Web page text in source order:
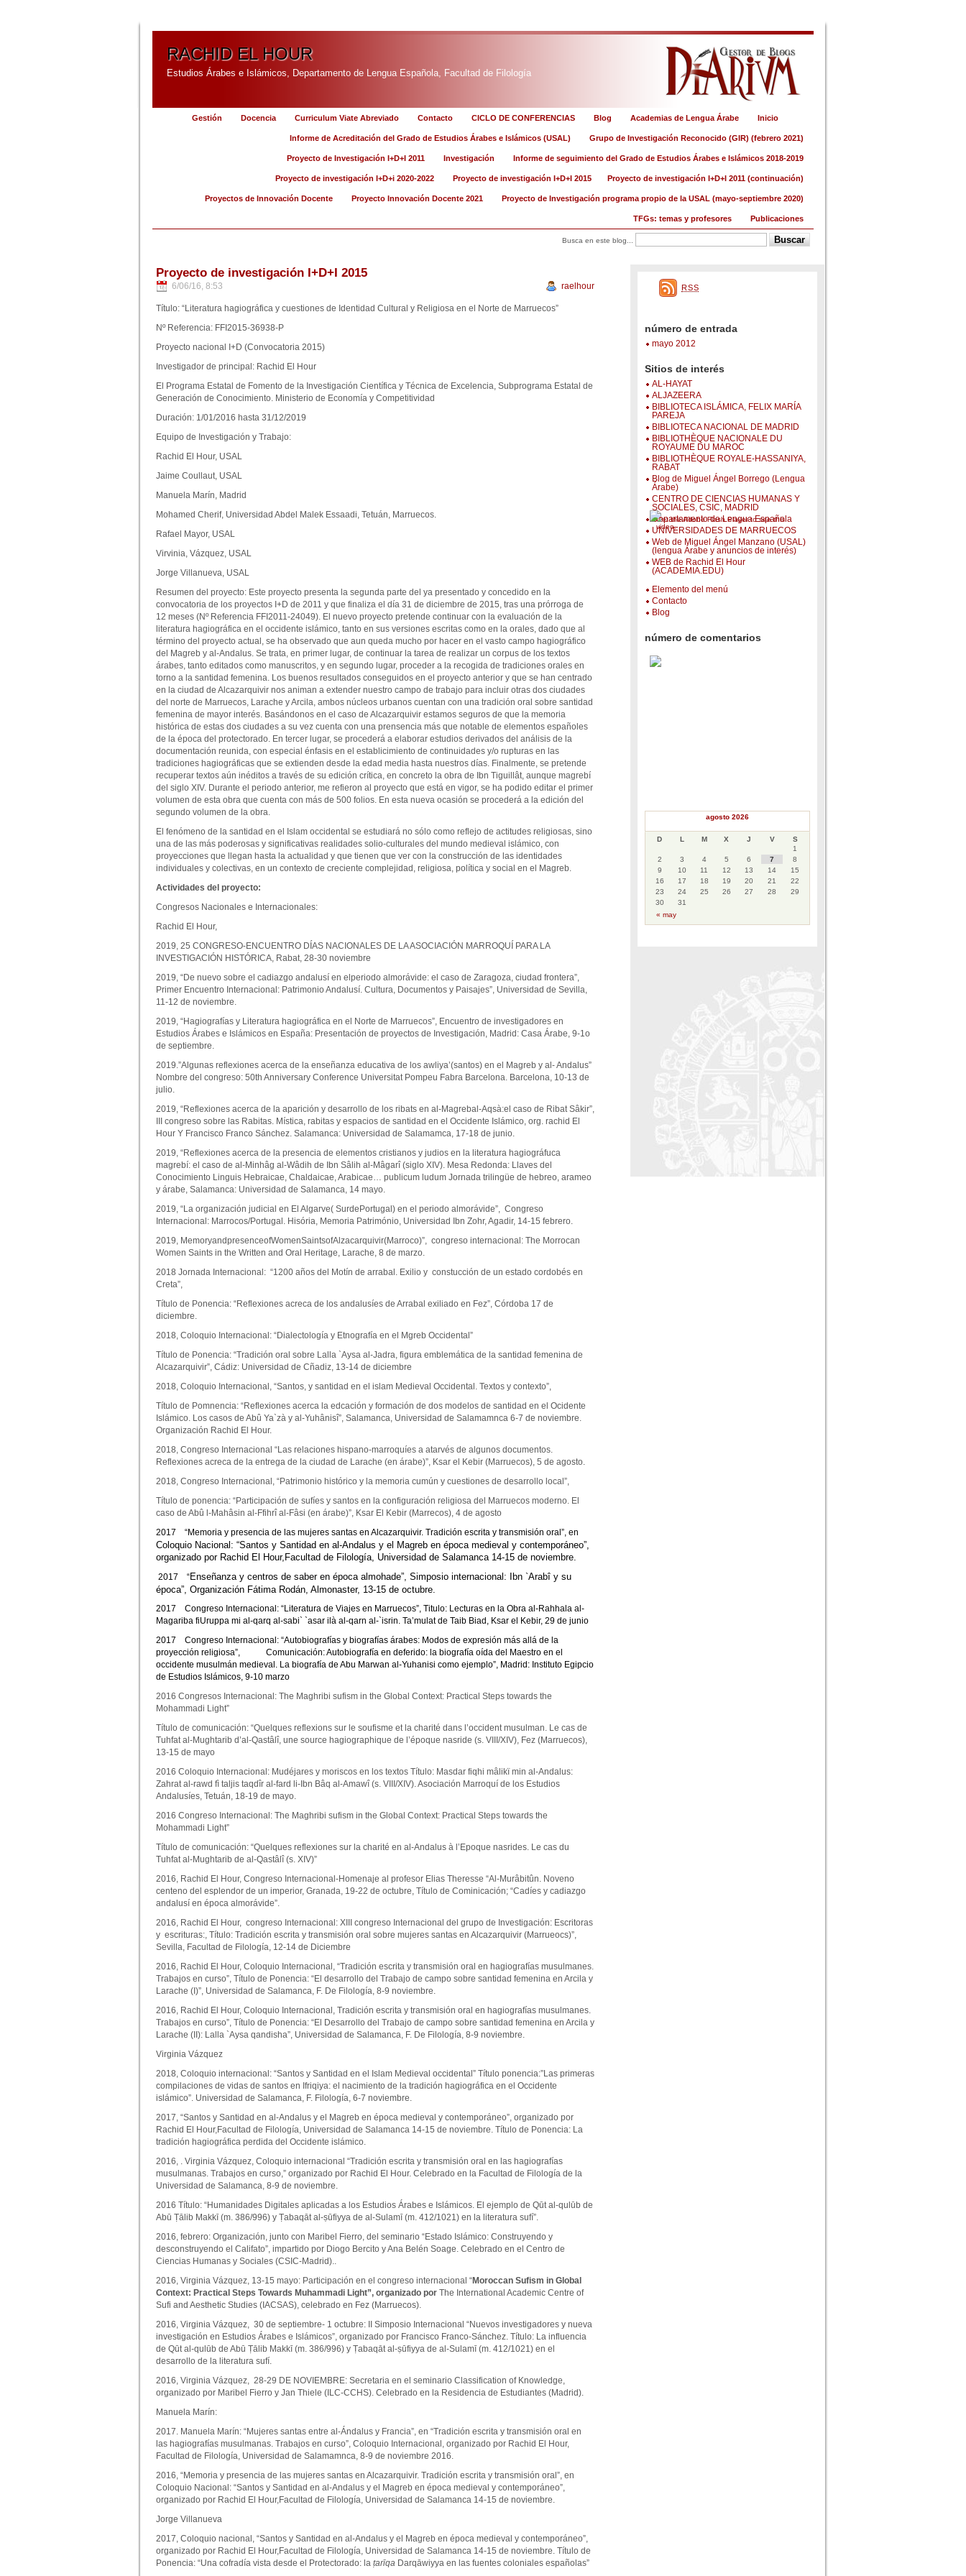
RACHID EL HOUR
Estudios Árabes e Islámicos, Departamento de Lengua Española, Facultad de Filología
Inicio
Academias de Lengua Árabe
Blog
CICLO DE CONFERENCIAS
Contacto
Curriculum Viate Abreviado
Docencia
Gestión
Grupo de Investigación Reconocido (GIR) (febrero 2021)
Informe de Acreditación del Grado de Estudios Árabes e Islámicos (USAL)
Informe de seguimiento del Grado de Estudios Árabes e Islámicos 2018-2019
Investigación
Proyecto de Investigación I+D+I 2011
Proyecto de investigación I+D+I 2011 (continuación)
Proyecto de investigación I+D+I 2015
Proyecto de investigación I+D+i 2020-2022
Proyecto de Investigación programa propio de la USAL (mayo-septiembre 2020)
Proyecto Innovación Docente 2021
Proyectos de Innovación Docente
Publicaciones
TFGs: temas y profesores
Busca en este blog...
RSS
número de entrada
mayo 2012
Sitios de interés
AL-HAYAT
ALJAZEERA
BIBLIOTECA ISLÁMICA, FELIX MARÍA
PAREJA
BIBLIOTECA NACIONAL DE MADRID
BIBLIOTHÈQUE NACIONALE DU
ROYAUME DU MAROC
BIBLIOTHÈQUE ROYALE-HASSANIYA,
RABAT
Blog de Miguel Ángel Borrego (Lengua
Árabe)
CENTRO DE CIENCIAS HUMANAS Y
SOCIALES, CSIC, MADRID
Departamento de Lengua Española
UNIVERSIDADES DE MARRUECOS
Web de Miguel Ángel Manzano (USAL)
(lengua Árabe y anuncios de interés)
WEB de Rachid El Hour
(ACADEMIA.EDU)
Elemento del menú
Contacto
Blog
número de comentarios
Get the Adobe Flash Player to see this
video.
agosto 2026
D L M X J V S
« may
1
2
3 4 5 6 7
8
9
10 11 12 13 14
15
16
17 18 19 20 21
22
23
24 25 26 27 28
29
30
31
Proyecto de investigación I+D+I 2015
6/06/16, 8:53 raelhour
Título: “Literatura hagiográfica y cuestiones de Identidad Cultural y Religiosa en el Norte de Marruecos”
Nº Referencia: FFI2015-36938-P
Proyecto nacional I+D (Convocatoria 2015)
Investigador de principal: Rachid El Hour
El Programa Estatal de Fomento de la Investigación Científica y Técnica de Excelencia, Subprograma Estatal de
Generación de Conocimiento. Ministerio de Economía y Competitividad
Duración: 1/01/2016 hasta 31/12/2019
Equipo de Investigación y Trabajo:
Rachid El Hour, USAL
Jaime Coullaut, USAL
Manuela Marín, Madrid
Mohamed Cherif, Universidad Abdel Malek Essaadi, Tetuán, Marruecos.
Rafael Mayor, USAL
Virvinia, Vázquez, USAL
Jorge Villanueva, USAL
Resumen del proyecto: Este proyecto presenta la segunda parte del ya presentado y concedido en la
convocatoria de los proyectos I+D de 2011 y que finaliza el día 31 de diciembre de 2015, tras una prórroga de
12 meses (Nº Referencia FFI2011-24049). El nuevo proyecto pretende continuar con la evaluación de la
literatura hagiográfica en el occidente islámico, tanto en sus versiones escritas como en la orales, dado que al
término del proyecto actual, se ha observado que aun queda mucho por hacer en el vasto campo hagiográfico
del Magreb y al-Andalus. Se trata, en primer lugar, de continuar la tarea de realizar un corpus de los textos
árabes, tanto editados como manuscritos, y en segundo lugar, proceder a la recogida de tradiciones orales en
torno a la santidad femenina. Los buenos resultados conseguidos en el proyecto anterior y que se han centrado
en la ciudad de Alcazarquivir nos animan a extender nuestro campo de trabajo para incluir otras dos ciudades
del norte de Marruecos, Larache y Arcila, ambos núcleos urbanos cuentan con una tradición oral sobre santidad
femenina de mayor interés. Basándonos en el caso de Alcazarquivir estamos seguros de que la memoria
histórica de estas dos ciudades a su vez cuenta con una prensencia más que notable de elementos españoles
de la época del protectorado. En tercer lugar, se procederá a elaborar estudios derivados del análisis de la
documentación reunida, con especial énfasis en el establicimiento de continuidades y/o rupturas en las
tradiciones hagiográficas que se extienden desde la edad media hasta nuestros días. Finalmente, se pretende
recuperar textos aún inéditos a través de su edición crítica, en concreto la obra de Ibn Tiguillât, aunque magrebí
del siglo XIV. Durante el periodo anterior, me refieron al proyecto que está en vigor, se ha podido editar el primer
volumen de esta obra que cuenta con más de 500 folios. En esta nueva ocasión se procederá a la edición del
segundo volumen de la obra.
El fenómeno de la santidad en el Islam occidental se estudiará no sólo como reflejo de actitudes religiosas, sino
una de las más poderosas y significativas realidades solio-culturales del mundo medieval islámico, con
proyecciones que llegan hasta la actualidad y que tienen que ver con la construcción de las identidades
individuales y colectivas, en un contexto de creciente complejidad, religiosa, política y social en el Magreb.
Actividades del proyecto:
Congresos Nacionales e Internacionales:
Rachid El Hour,
2019, 25 CONGRESO-ENCUENTRO DÍAS NACIONALES DE LA ASOCIACIÓN MARROQUÍ PARA LA
INVESTIGACIÓN HISTÓRICA, Rabat, 28-30 noviembre
2019, “De nuevo sobre el cadiazgo andalusí en elperiodo almorávide: el caso de Zaragoza, ciudad frontera”,
Primer Encuentro Internacional: Patrimonio Andalusí. Cultura, Documentos y Paisajes”, Universidad de Sevilla,
11-12 de noviembre.
2019, “Hagiografías y Literatura hagiográfica en el Norte de Marruecos”, Encuentro de investigadores en
Estudios Árabes e Islámicos en España: Presentación de proyectos de Investigación, Madrid: Casa Árabe, 9-1o
de septiembre.
2019.”Algunas reflexiones acerca de la enseñanza educativa de los awliya’(santos) en el Magreb y al- Andalus”
Nombre del congreso: 50th Anniversary Conference Universitat Pompeu Fabra Barcelona. Barcelona, 10-13 de
julio.
2019, “Reflexiones acerca de la aparición y desarrollo de los ribats en al-Magrebal-Aqsà:el caso de Ribat Sâkir”,
III congreso sobre las Rabitas. Mística, rabitas y espacios de santidad en el Occidente Islámico, org. rachid El
Hour Y Francisco Franco Sánchez. Salamanca: Universidad de Salamamca, 17-18 de junio.
2019, “Reflexiones acerca de la presencia de elementos cristianos y judios en la literatura hagiográfuca
magrebí: el caso de al-Minhâg al-Wâdih de Ibn Sâlih al-Mâgarî (siglo XIV). Mesa Redonda: Llaves del
Conocimiento Linguis Hebraicae, Chaldaicae, Arabicae… publicum ludum Jornada trilingüe de hebreo, arameo
y árabe, Salamanca: Universidad de Salamanca, 14 mayo.
2019, “La organización judicial en El Algarve( SurdePortugal) en el periodo almorávide”, Congreso
Internacional: Marrocos/Portugal. Hisória, Memoria Património, Universidad Ibn Zohr, Agadir, 14-15 febrero.
2019, MemoryandpresenceofWomenSaintsofAlzacarquivir(Marroco)”, congreso internacional: The Morrocan
Women Saints in the Written and Oral Heritage, Larache, 8 de marzo.
2018 Jornada Internacional: “1200 años del Motín de arrabal. Exilio y constucción de un estado cordobés en
Creta”,
Título de Ponencia: “Reflexiones acreca de los andalusíes de Arrabal exiliado en Fez”, Córdoba 17 de
diciembre.
2018, Coloquio Internacional: “Dialectología y Etnografía en el Mgreb Occidental”
Título de Ponencia: “Tradición oral sobre Lalla `Aysa al-Jadra, figura emblemática de la santidad femenina de
Alcazarquivir”, Cádiz: Universidad de Cñadiz, 13-14 de diciembre
2018, Coloquio Internacional, “Santos, y santidad en el islam Medieval Occidental. Textos y contexto”,
Título de Pomnencia: “Reflexiones acerca la edcación y formación de dos modelos de santidad en el Ocidente
Islámico. Los casos de Abû Ya`zà y al-Yuhânisî”, Salamanca, Universidad de Salamamnca 6-7 de noviembre.
Organización Rachid El Hour.
2018, Congreso Internacional “Las relaciones hispano-marroquíes a atarvés de algunos documentos.
Reflexiones acreca de la entrega de la ciudad de Larache (en árabe)”, Ksar el Kebir (Marruecos), 5 de agosto.
2018, Congreso Internacional, “Patrimonio histórico y la memoria cumún y cuestiones de desarrollo local”,
Título de ponencia: “Participación de sufíes y santos en la configuración religiosa del Marruecos moderno. El
caso de Abû l-Mahâsin al-Ffihrî al-Fâsi (en árabe)”, Ksar El Kebir (Marrecos), 4 de agosto
2017 “Memoria y presencia de las mujeres santas en Alcazarquivir. Tradición escrita y transmisión oral”, en
Coloquio Nacional: “Santos y Santidad en al-Andalus y el Magreb en época medieval y contemporáneo”,
organizado por Rachid El Hour, Facultad de Filología, Universidad de Salamanca 14-15 de noviembre.
2017 “Enseñanza y centros de saber en época almohade”, Simposio internacional: Ibn `Arabî y su
época”, Organización Fátima Rodán, Almonaster, 13-15 de octubre.
2017 Congreso Internacional: “Literatura de Viajes en Marruecos”, Titulo: Lecturas en la Obra al-Rahha la al-
Magariba fiUruppa mi al-qarq al-sabi` `asar ilà al-qarn al-`isrin. Ta’mul at de Taib Biad , Ksar el Kebir, 29 de junio
2017 Congreso Internacional: “Autobiografías y biografías árabes: Modos de expresión más allá de la
proyección religiosa”,
Comunicación: Autobiografía en deferido: la biografía oída del Maestro en el
occidente musulmán medieval. La biografía de Abu Marwan al-Yuhanisi como ejemplo”, Madrid: Instituto Egipcio
de Estudios Islámicos, 9-10 marzo
2016 Congresos Internacional: The Maghribi sufism in the Global Context: Practical Steps towards the
Mohammadi Light”
Título de comunicación: “Quelques reflexions sur le soufisme et la charité dans l’occident musulman. Le cas de
Tuhfat al-Mughtarib d’al-Qastâlî, une source hagiographique de l’époque nasride (s. VIII/XIV), Fez (Marruecos),
13-15 de mayo
2016 Coloquio Internacional: Mudéjares y moriscos en los textos Título: Masdar fiqhi mâlikï min al-Andalus:
Zahrat al-rawd fì taljis taqdîr al-fard li-Ibn Bâq al-Amawî (s. VIII/XIV). Asociación Marroquí de los Estudios
Andalusíes, Tetuán, 18-19 de mayo.
2016 Congreso Internacional: The Maghribi sufism in the Global Context: Practical Steps towards the
Mohammadi Light”
Título de comunicación: “Quelques reflexiones sur la charité en al-Andalus à l’Epoque nasrides. Le cas du
Tuhfat al-Mughtarib de al-Qastâlî (s. XIV)”
2016, Rachid El Hour, Congreso Internacional-Homenaje al profesor Elias Theresse “Al-Murâbitûn. Noveno
centeno del esplendor de un imperior, Granada, 19-22 de octubre, Título de Cominicación; “Cadíes y cadiazgo
andalusí en época almorávide”.
2016, Rachid El Hour, congreso Internacional: XIII congreso Internacional del grupo de Investigación: Escritoras
y escrituras:, Título: Tradición escrita y transmisión oral sobre mujeres santas en Alcazarquivir (Marrueocs)”,
Sevilla, Facultad de Filología, 12-14 de Diciembre
2016, Rachid El Hour, Coloquio Internacional, “Tradición escrita y transmisión oral en hagiografías musulmanes.
Trabajos en curso”, Título de Ponencia: “El desarrollo del Trabajo de campo sobre santidad femenina en Arcila y
Larache (I)”, Universidad de Salamanca, F. De Filología, 8-9 noviembre.
2016, Rachid El Hour, Coloquio Internacional, Tradición escrita y transmisión oral en hagiografías musulmanes.
Trabajos en curso”, Título de Ponencia: “El Desarrollo del Trabajo de campo sobre santidad femenina en Arcila y
Larache (II): Lalla `Aysa qandisha”, Universidad de Salamanca, F. De Filología, 8-9 noviembre.
Virginia Vázquez
2018, Coloquio internacional: “Santos y Santidad en el Islam Medieval occidental” Título ponencia:”Las primeras
compilaciones de vidas de santos en Ifriqiya: el nacimiento de la tradición hagiográfica en el Occidente
islámico”. Universidad de Salamanca, F. Filología, 6-7 noviembre.
2017, “Santos y Santidad en al-Andalus y el Magreb en época medieval y contemporáneo”, organizado por
Rachid El Hour,Facultad de Filología, Universidad de Salamanca 14-15 de noviembre. Título de Ponencia: La
tradición hagiográfica perdida del Occidente islámico.
2016, . Virginia Vázquez, Coloquio internacional “Tradición escrita y transmisión oral en las hagiografías
musulmanas. Trabajos en curso,” organizado por Rachid El Hour. Celebrado en la Facultad de Filología de la
Universidad de Salamanca, 8-9 de noviembre.
2016 Título: “Humanidades Digitales aplicadas a los Estudios Árabes e Islámicos. El ejemplo de Qūt al-qulūb de
Abū Ṭālib Makkī (m. 386/996) y Ṭabaqāt al-ṣūfiyya de al-Sulamī (m. 412/1021) en la literatura sufí”.
2016, febrero: Organización, junto con Maribel Fierro, del seminario “Estado Islámico: Construyendo y
desconstruyendo el Califato”, impartido por Diogo Bercito y Ana Belén Soage. Celebrado en el Centro de
Ciencias Humanas y Sociales (CSIC-Madrid)..
2016, Virginia Vázquez, 13-15 mayo: Participación en el congreso internacional “Moroccan Sufism in Global
Context: Practical Steps Towards Muhammadi Light”, organizado por The International Academic Centre of
Sufi and Aesthetic Studies (IACSAS), celebrado en Fez (Marruecos).
2016, Virginia Vázquez, 30 de septiembre- 1 octubre: II Simposio Internacional “Nuevos investigadores y nueva
investigación en Estudios Árabes e Islámicos”, organizado por Francisco Franco-Sánchez. Título: La influencia
de Qūt al-qulūb de Abū Ṭālib Makkī (m. 386/996) y Ṭabaqāt al-ṣūfiyya de al-Sulamī (m. 412/1021) en el
desarrollo de la literatura sufí.
2016, Virginia Vázquez, 28-29 DE NOVIEMBRE: Secretaria en el seminario Classification of Knowledge,
organizado por Maribel Fierro y Jan Thiele (ILC-CCHS). Celebrado en la Residencia de Estudiantes (Madrid).
Manuela Marín:
2017. Manuela Marín: “Mujeres santas entre al-Ándalus y Francia”, en “Tradición escrita y transmisión oral en
las hagiografías musulmanas. Trabajos en curso”, Coloquio Internacional, organizado por Rachid El Hour,
Facultad de Filología, Universidad de Salamamnca, 8-9 de noviembre 2016.
2016, “Memoria y presencia de las mujeres santas en Alcazarquivir. Tradición escrita y transmisión oral”, en
Coloquio Nacional: “Santos y Santidad en al-Andalus y el Magreb en época medieval y contemporáneo”,
organizado por Rachid El Hour,Facultad de Filología, Universidad de Salamanca 14-15 de noviembre.
Jorge Villanueva
2017, Coloquio nacional, “Santos y Santidad en al-Andalus y el Magreb en época medieval y contemporáneo”,
organizado por Rachid El Hour,Facultad de Filología, Universidad de Salamanca 14-15 de noviembre. Título de
Ponencia: “Una cofradía vista desde el Protectorado: la ṭarīqa Darqāwiyya en las fuentes coloniales españolas”